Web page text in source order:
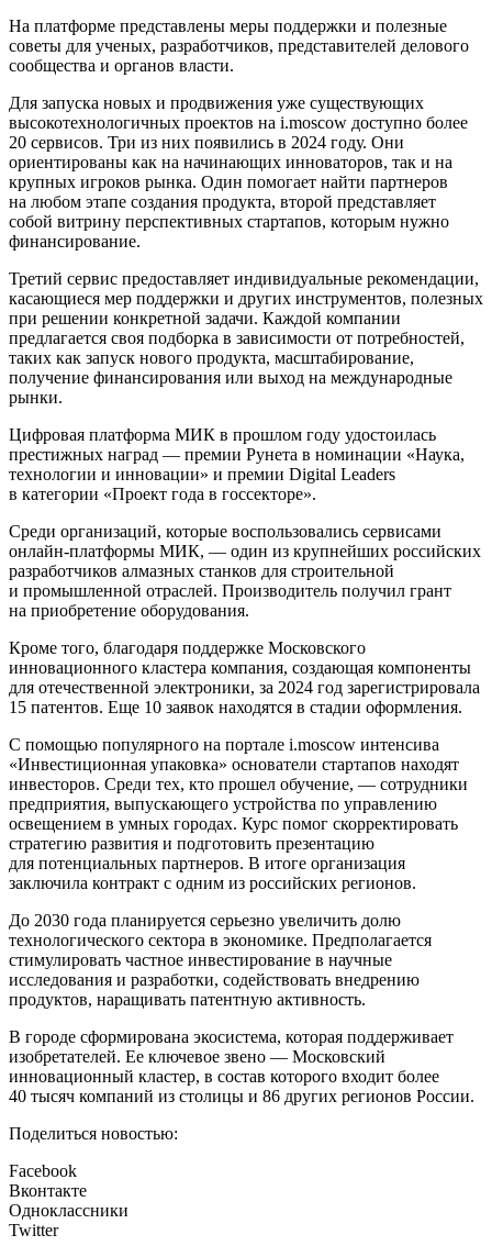
На платформе представлены меры поддержки и полезные
советы для ученых, разработчиков, представителей делового
сообщества и органов власти.
Для запуска новых и продвижения уже существующих
высокотехнологичных проектов на i.moscow доступно более
20 сервисов. Три из них появились в 2024 году. Они
ориентированы как на начинающих инноваторов, так и на
крупных игроков рынка. Один помогает найти партнеров
на любом этапе создания продукта, второй представляет
собой витрину перспективных стартапов, которым нужно
финансирование.
Третий сервис предоставляет индивидуальные рекомендации,
касающиеся мер поддержки и других инструментов, полезных
при решении конкретной задачи. Каждой компании
предлагается своя подборка в зависимости от потребностей,
таких как запуск нового продукта, масштабирование,
получение финансирования или выход на международные
рынки.
Цифровая платформа МИК в прошлом году удостоилась
престижных наград — премии Рунета в номинации «Наука,
технологии и инновации» и премии Digital Leaders
в категории «Проект года в госсекторе».
Среди организаций, которые воспользовались сервисами
онлайн-платформы МИК, — один из крупнейших российских
разработчиков алмазных станков для строительной
и промышленной отраслей. Производитель получил грант
на приобретение оборудования.
Кроме того, благодаря поддержке Московского
инновационного кластера компания, создающая компоненты
для отечественной электроники, за 2024 год зарегистрировала
15 патентов. Еще 10 заявок находятся в стадии оформления.
С помощью популярного на портале i.moscow интенсива
«Инвестиционная упаковка» основатели стартапов находят
инвесторов. Среди тех, кто прошел обучение, — сотрудники
предприятия, выпускающего устройства по управлению
освещением в умных городах. Курс помог скорректировать
стратегию развития и подготовить презентацию
для потенциальных партнеров. В итоге организация
заключила контракт с одним из российских регионов.
До 2030 года планируется серьезно увеличить долю
технологического сектора в экономике. Предполагается
стимулировать частное инвестирование в научные
исследования и разработки, содействовать внедрению
продуктов, наращивать патентную активность.
В городе сформирована экосистема, которая поддерживает
изобретателей. Ее ключевое звено — Московский
инновационный кластер, в состав которого входит более
40 тысяч компаний из столицы и 86 других регионов России.
Поделиться новостью:
Facebook
Вконтакте
Одноклассники
Twitter